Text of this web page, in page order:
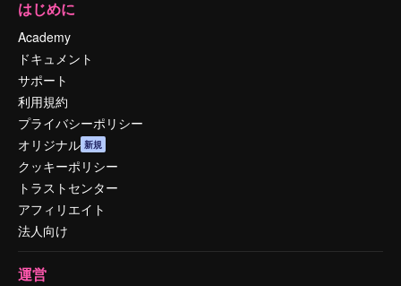
はじめに
Academy
ドキュメント
サポート
利用規約
プライバシーポリシー
オリジナル 新規
クッキーポリシー
トラストセンター
アフィリエイト
法人向け
運営